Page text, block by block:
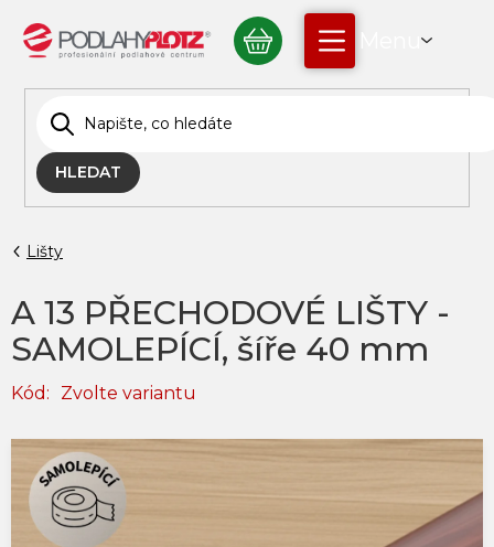
obsah
HLEDAT
NÁKUPNÍ
KOŠÍK
Lišty
A 13 PŘECHODOVÉ LIŠTY -
SAMOLEPÍCÍ, šíře 40 mm
Kód: Zvolte variantu